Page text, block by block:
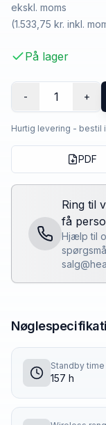
ekskl. moms
(1.533,75 kr. inkl.
På lager
- 1 +
Hurtig levering - bestil
PDF
Ring til
få
Hjælp til
Standby time
157 h